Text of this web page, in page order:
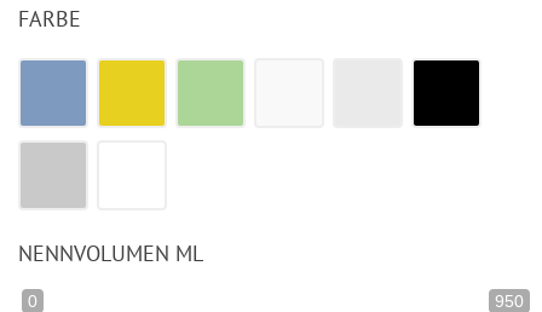
FARBE
NENNVOLUMEN ML
0 950